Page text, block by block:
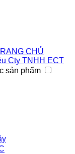
CHỦ
Cty TNHH ECT
sản phẩm